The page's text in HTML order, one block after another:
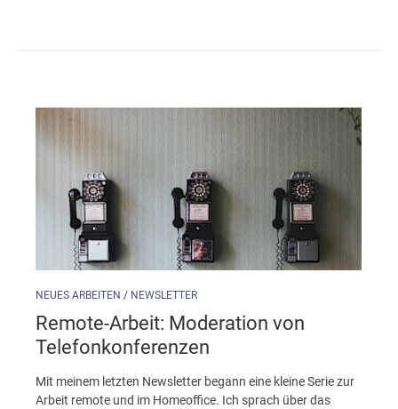
NEUES ARBEITEN / NEWSLETTER
Remote-Arbeit: Moderation von
Telefonkonferenzen
Mit meinem letzten Newsletter begann eine kleine Serie zur
Arbeit remote und im Homeoffice. Ich sprach über das